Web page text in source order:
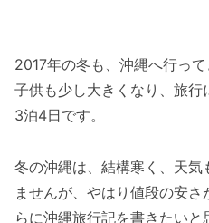
2017年の冬も、沖縄へ行って
子供も少し大きくなり、旅
3泊4日です。
冬の沖縄は、結構寒く、天
ませんが、やはり値段の安
らに沖縄旅行記を書きたいと